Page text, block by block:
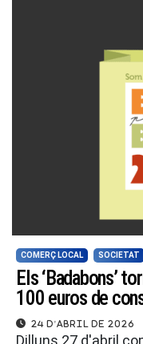
COMERÇ LOCAL SOCIETAT
Els ‘Badabons’
100 euros de
24 d'abril de 2026
Dilluns 27 d'abril